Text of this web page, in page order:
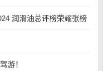
润滑油总评榜荣耀张榜
游！